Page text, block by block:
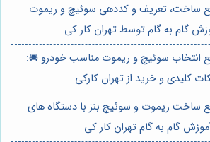
ساخت، تعریف و کددهی سوئیچ و ریموت
گام به گام توسط تهران کار کی
انتخاب سوئیچ و ریموت مناسب خودرو 🚘:
کلیدی و خرید از تهران کارکی
ساخت ریموت و سوئیچ بنز با دستگاه های
گام به گام تهران کار کی